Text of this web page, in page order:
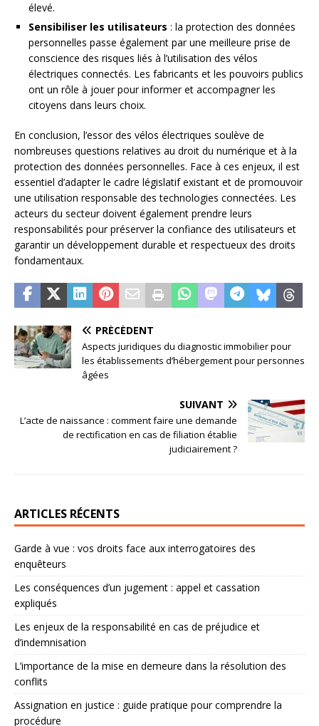
élevé.
Sensibiliser les utilisateurs : la protection des données
personnelles passe également par une meilleure prise de
conscience des risques liés à l’utilisation des vélos
électriques connectés. Les fabricants et les pouvoirs publics
ont un rôle à jouer pour informer et accompagner les
citoyens dans leurs choix.
En conclusion, l’essor des vélos électriques soulève de
nombreuses questions relatives au droit du numérique et à la
protection des données personnelles. Face à ces enjeux, il est
essentiel d’adapter le cadre législatif existant et de promouvoir
une utilisation responsable des technologies connectées. Les
acteurs du secteur doivent également prendre leurs
responsabilités pour préserver la confiance des utilisateurs et
garantir un développement durable et respectueux des droits
fondamentaux.
PRÉCÉDENT
Aspects juridiques du diagnostic immobilier pour
les établissements d’hébergement pour personnes
âgées
SUIVANT
L’acte de naissance : comment faire une demande
de rectification en cas de filiation établie
judiciairement ?
ARTICLES RÉCENTS
Garde à vue : vos droits face aux interrogatoires des
enquêteurs
Les conséquences d’un jugement : appel et cassation
expliqués
Les enjeux de la responsabilité en cas de préjudice et
d’indemnisation
L’importance de la mise en demeure dans la résolution des
conflits
Assignation en justice : guide pratique pour comprendre la
procédure